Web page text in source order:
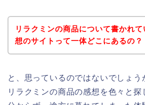
リラクミンの商品について書かれて
想のサイトって一体どこにあるの？
と、思っているのではないでしょう
リラクミンの商品の感想を色々と探